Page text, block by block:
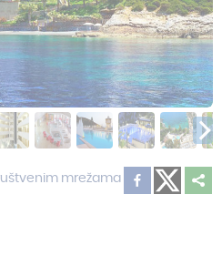
mrežama